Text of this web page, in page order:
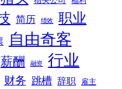
简历 绩效 职业
自由奇客
薪酬 融资 行业
财务 跳槽 辞职 雇主